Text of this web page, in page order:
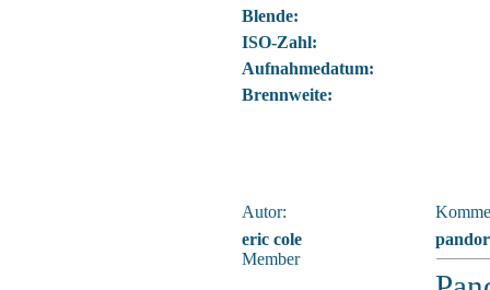
Blende:
ISO-Zahl:
Aufnahmedatum:
Brennweite:
Autor:
eric cole
Member